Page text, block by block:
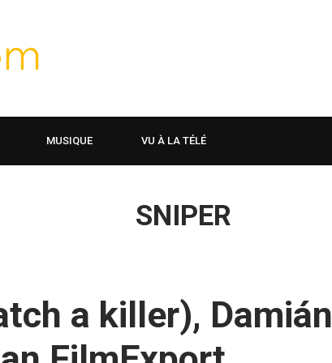
MUSIQUE VU À LA TÉLÉ
SNIPER
a killer), Damián